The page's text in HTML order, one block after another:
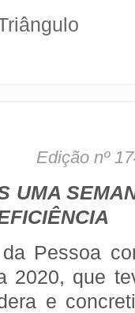
Edição nº
UMA
Pessoa
2020, que
e